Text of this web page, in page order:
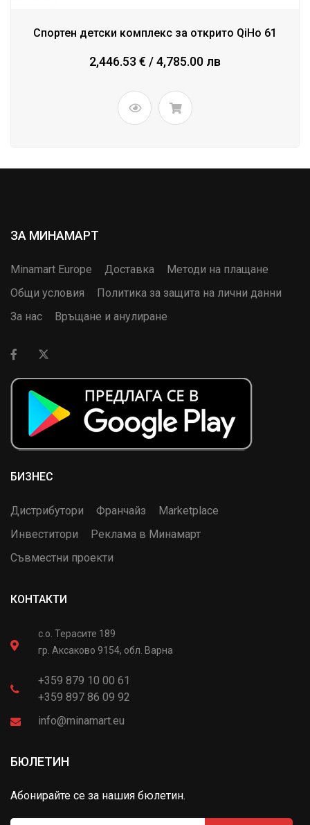
Спортен детски комплекс за открито QiHo 61
2,446.53 € / 4,785.00 лв
ЗА МИНАМАРТ
Minamart Europe Доставка
Методи на плащане
Общи условия
Политика за защита на лични данни
За нас
Връщане и анулиране
БИЗНЕС
Дистрибутори Франчайз
Marketplace
Инвеститори
Реклама в Минамарт
Съвместни проекти
КОНТАКТИ
с.о. Терасите 189
гр. Аксаково 9154, обл. Варна
+359 879 10 00 61
+359 897 86 09 92
info@minamart.eu
БЮЛЕТИН
Абонирайте се за нашия бюлетин.